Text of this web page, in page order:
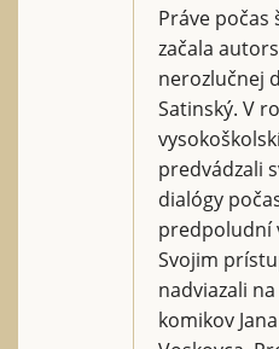
Práve počas
začala
nerozlučnej
Satinský. V
predvádzali
dialógy
predpoludní
Svojim
nadviazali
komikov